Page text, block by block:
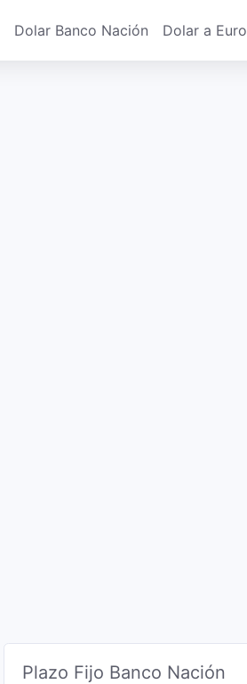
Dolar Banco Nación Dolar a Euro
Plazo Fijo Banco Nación